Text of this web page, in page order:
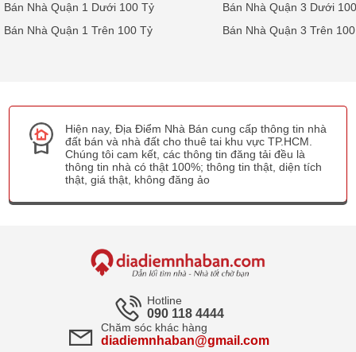
Bán Nhà Quận 1 Dưới 100 Tỷ
Bán Nhà Quận 3 Dưới
Bán Nhà Quận 1 Trên 100 Tỷ
Bán Nhà Quận 3 Trên
Hiện nay, Địa Điểm Nhà Bán cung cấp thông tin nhà
đất bán và nhà đất cho thuê tai khu vực TP.HCM.
Chúng tôi cam kết, các thông tin đăng tải đều là
thông tin nhà có thật 100%; thông tin thật, diện tích
thật, giá thật, không đăng ảo
Hotline
090 118 4444
Chăm sóc khác hàng
diadiemnhaban@gmail.com